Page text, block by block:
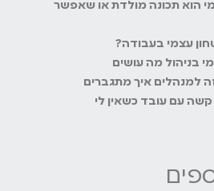
הוא תכונה מולדת או שאפשר
עצמי בעבודה?
בניהול מה עושים
למנהלים איך מתגברים
עם עובד כשאין לי